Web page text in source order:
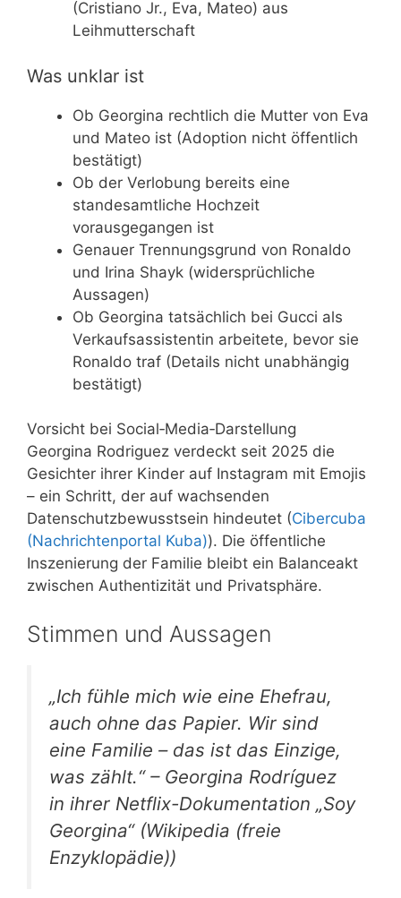
(Cristiano Jr., Eva, Mateo) aus
Leihmutterschaft
Was unklar ist
Ob Georgina rechtlich die Mutter von Eva
und Mateo ist (Adoption nicht öffentlich
bestätigt)
Ob der Verlobung bereits eine
standesamtliche Hochzeit
vorausgegangen ist
Genauer Trennungsgrund von Ronaldo
und Irina Shayk (widersprüchliche
Aussagen)
Ob Georgina tatsächlich bei Gucci als
Verkaufsassistentin arbeitete, bevor sie
Ronaldo traf (Details nicht unabhängig
bestätigt)
Vorsicht bei Social‑Media‑Darstellung
Georgina Rodriguez verdeckt seit 2025 die
Gesichter ihrer Kinder auf Instagram mit Emojis
– ein Schritt, der auf wachsenden
Datenschutzbewusstsein hindeutet (Cibercuba
(Nachrichtenportal Kuba)). Die öffentliche
Inszenierung der Familie bleibt ein Balanceakt
zwischen Authentizität und Privatsphäre.
Stimmen und Aussagen
„Ich fühle mich wie eine Ehefrau,
auch ohne das Papier. Wir sind
eine Familie – das ist das Einzige,
was zählt.“ – Georgina Rodríguez
in ihrer Netflix-Dokumentation „Soy
Georgina“ (Wikipedia (freie
Enzyklopädie))